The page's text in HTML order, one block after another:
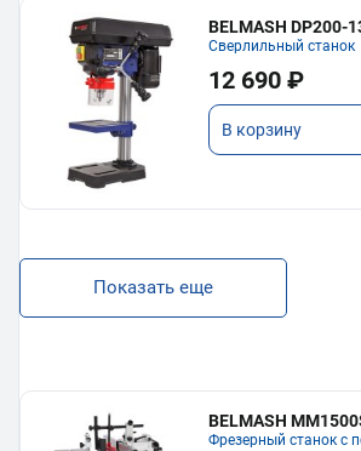
BELMASH DP200-
Сверлильный станок
12 690 ₽
В корзину
Показать еще
BELMASH
Фрезерный станок с